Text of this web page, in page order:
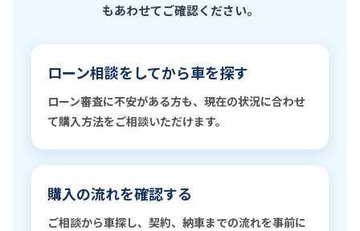
もあわせてご確認ください。
ローン相談をしてから車を探す
ローン審査に不安がある方も、現在の状況に合わせ
て購入方法をご相談いただけます。
購入の流れを確認する
ご相談から車探し、契約、納車までの流れを事前に